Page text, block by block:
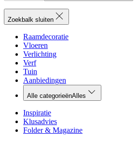
Zoekbalk sluiten
Raamdecoratie
Vloeren
Verlichting
Verf
Tuin
Aanbiedingen
Alle categorieënAlles
Inspiratie
Klusadvies
Folder & Magazine